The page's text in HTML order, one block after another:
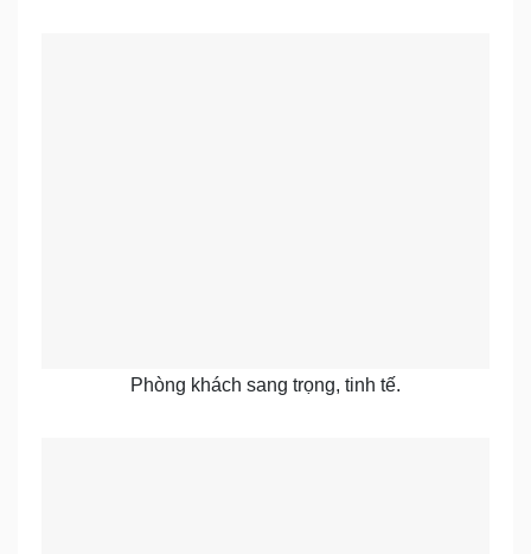
Phòng khách sang trọng, tinh tế.